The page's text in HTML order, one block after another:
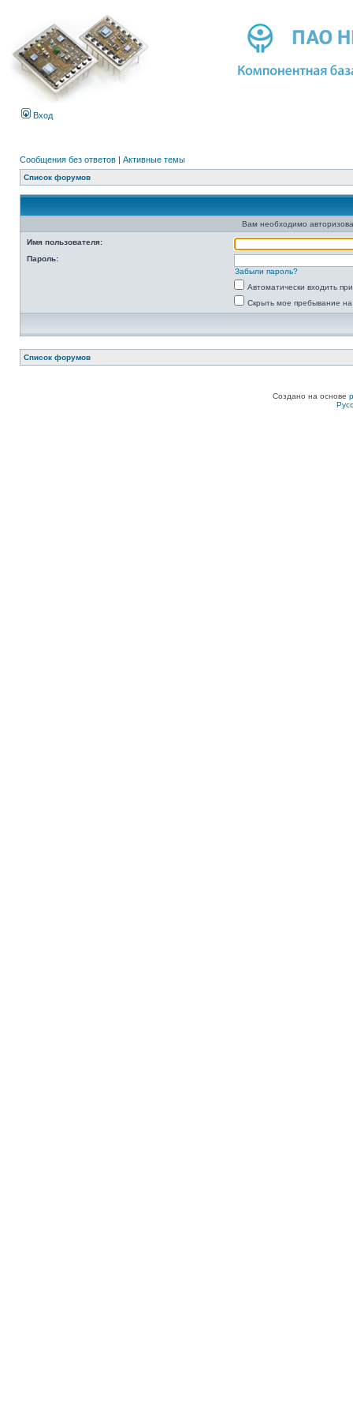
Вход
Сообщения без ответов | Активные темы
Список форумов
Вам необходимо
Имя пользователя:
Пароль:
Забыли пароль?
Автоматически входить
Скрыть мое пребывание
Список форумов
Создано на основе